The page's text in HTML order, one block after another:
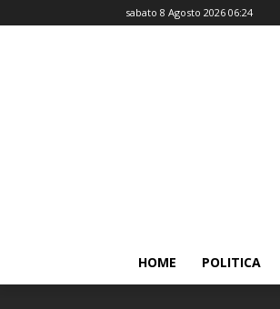
sabato 8 Agosto 2026 06:24
HOME POLITICA